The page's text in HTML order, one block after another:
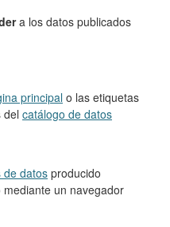
a los datos publicados
principal o las etiquetas
del catálogo de datos
de datos producido
mediante un navegador